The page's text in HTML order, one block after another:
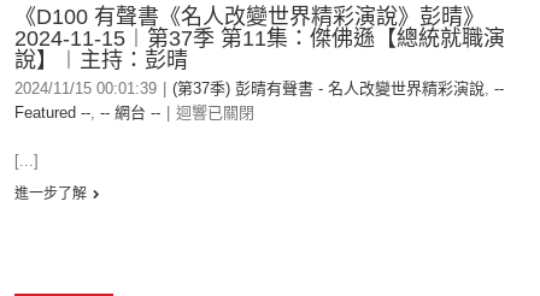
《D100 有聲書《名人改變世界精彩演說》彭晴》
2024-11-15︱第37季 第11集：傑佛遜【總統就職演
說】︱主持：彭晴
2024/11/15 00:01:39 (第37季) 彭晴有聲書 - 名人改變世界精彩演說, --
Featured --, -- 網台 -- 迴響已關閉
[...]
進一步了解